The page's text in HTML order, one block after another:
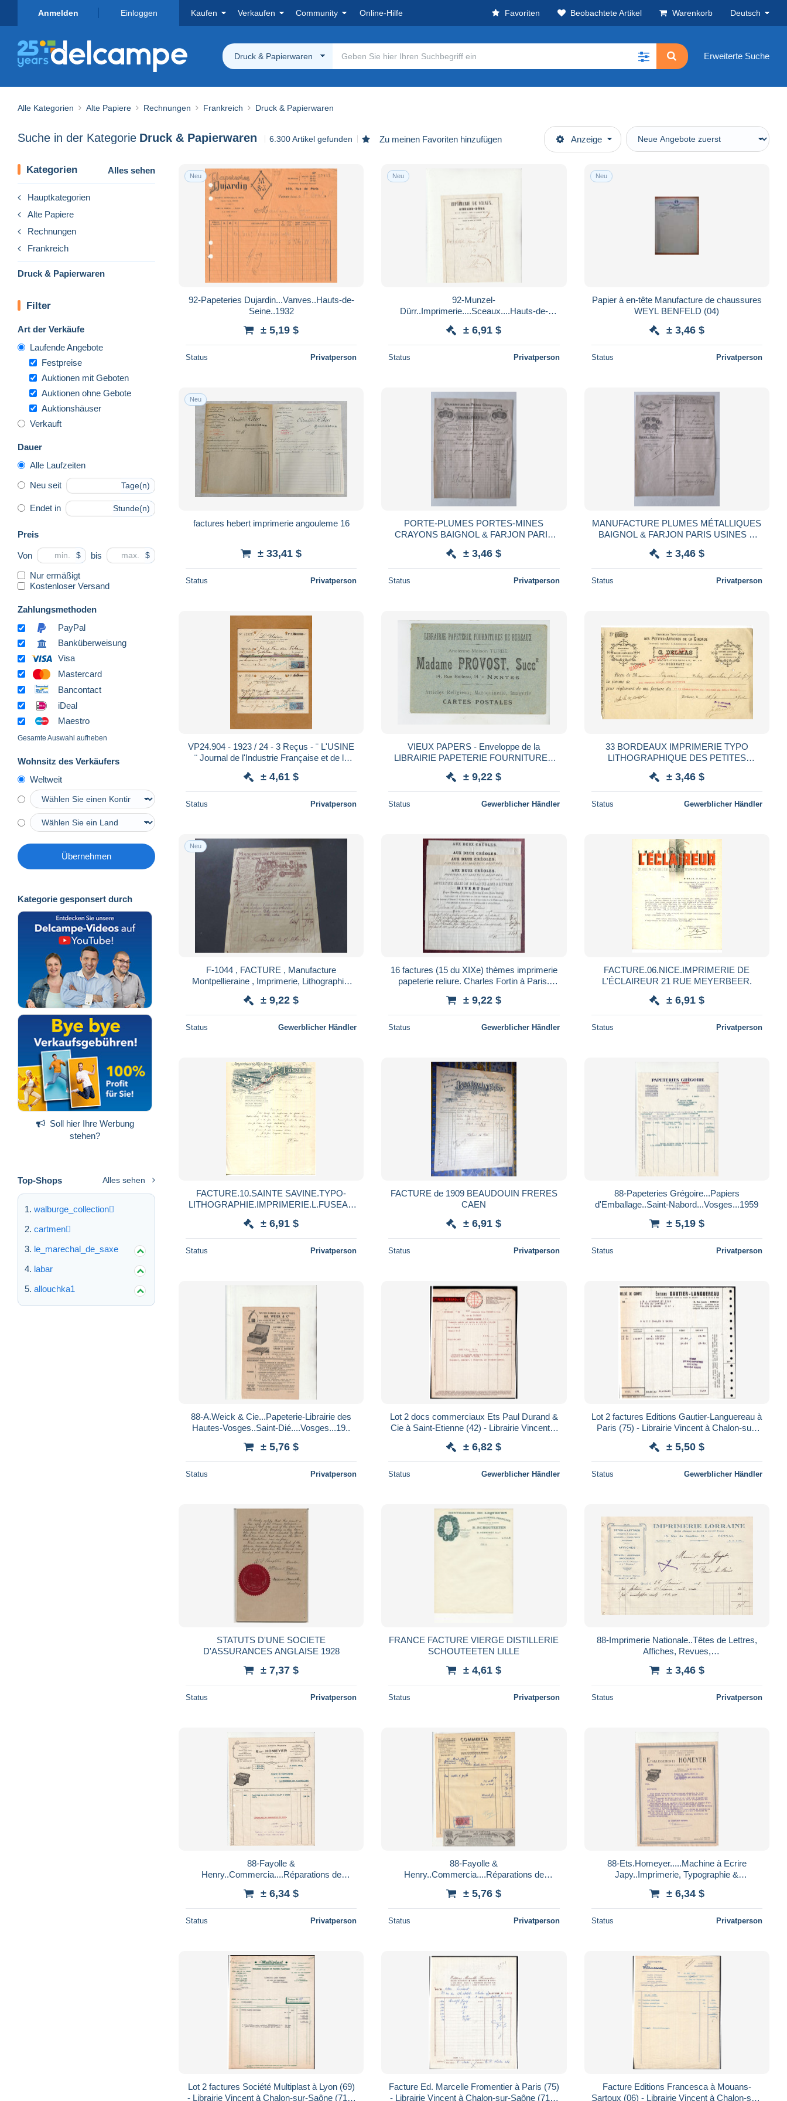
Anmelden Einloggen Kaufen Verkaufen Community Online-Hilfe Favoriten Beobachtete Artikel Warenkorb Deutsch
Druck & Papierwaren Erweiterte Suche
Alle Kategorien Alte Papiere Rechnungen Frankreich Druck & Papierwaren
Suche in der Kategorie Druck & Papierwaren 6.300 Artikel gefunden Zu meinen Favoriten hinzufügen Anzeige
Kategorien Alles sehen
Hauptkategorien
Alte Papiere
Rechnungen
Frankreich
Druck & Papierwaren
Filter
Art der Verkäufe
Laufende Angebote
Festpreise
Auktionen mit Geboten
Auktionen ohne Gebote
Auktionshäuser
Verkauft
Dauer
Alle Laufzeiten
Neu seit Tage(n)
Endet in Stunde(n)
Preis
Von $ bis $
Nur ermäßigt
Kostenloser Versand
Zahlungsmethoden
PayPal
Banküberweisung
Visa
Mastercard
Bancontact
iDeal
Maestro
Gesamte Auswahl aufheben
Wohnsitz des Verkäufers
Weltweit
Übernehmen
Kategorie gesponsert durch
Soll hier Ihre Werbung
stehen?
Top-Shops Alles sehen
walburge_collection
cartmen
le_marechal_de_saxe
labar
allouchka1
Neu
92-Papeteries Dujardin...Vanves..Hauts-de-
Seine..1932
± 5,19 $
Status Privatperson
Neu
92-Munzel-
Dürr..Imprimerie....Sceaux....Hauts-de-
± 6,91 $
Status Privatperson
Neu
Papier à en-tête Manufacture de chaussures
WEYL BENFELD (04)
± 3,46 $
Status Privatperson
Neu
factures hebert imprimerie angouleme 16
± 33,41 $
Status Privatperson
PORTE-PLUMES PORTES-MINES
CRAYONS BAIGNOL & FARJON PARIS
± 3,46 $
Status Privatperson
MANUFACTURE PLUMES MÉTALLIQUES
BAIGNOL & FARJON PARIS USINES À
± 3,46 $
Status Privatperson
VP24.904 - 1923 / 24 - 3 Reçus - ¨ L'USINE
¨ Journal de l'Industrie Française et de la
± 4,61 $
Status Privatperson
VIEUX PAPERS - Enveloppe de la
LIBRAIRIE PAPETERIE FOURNITURES
NANTES - CARTES POSTALES
± 9,22 $
Status Gewerblicher Händler
33 BORDEAUX IMPRIMERIE TYPO
LITHOGRAPHIQUE DES PETITES
1902 POUR MONCLAR
± 3,46 $
Status Gewerblicher Händler
Neu
F-1044 , FACTURE , Manufacture
Montpellieraine , Imprimerie, Lithographie,
± 9,22 $
Status Gewerblicher Händler
16 factures (15 du XIXe) thèmes imprimerie
papeterie reliure. Charles Fortin à Paris.
± 9,22 $
Status Gewerblicher Händler
FACTURE.06.NICE.IMPRIMERIE DE
L'ÉCLAIREUR 21 RUE MEYERBEER.
± 6,91 $
Status Privatperson
FACTURE.10.SAINTE SAVINE.TYPO-
LITHOGRAPHIE.IMPRIMERIE.L.FUSEAU
± 6,91 $
Status Privatperson
FACTURE de 1909 BEAUDOUIN FRERES
CAEN
± 6,91 $
Status Privatperson
88-Papeteries Grégoire...Papiers
d'Emballage..Saint-Nabord...Vosges...1959
± 5,19 $
Status Privatperson
88-A.Weick & Cie...Papeterie-Librairie des
Hautes-Vosges..Saint-Dié....Vosges...19..
± 5,76 $
Status Privatperson
Lot 2 docs commerciaux Ets Paul Durand &
Cie à Saint-Etienne (42) - Librairie Vincent à
± 6,82 $
Status Gewerblicher Händler
Lot 2 factures Editions Gautier-Languereau à
Paris (75) - Librairie Vincent à Chalon-sur-
± 5,50 $
Status Gewerblicher Händler
STATUTS D'UNE SOCIETE
D'ASSURANCES ANGLAISE 1928
± 7,37 $
Status Privatperson
FRANCE FACTURE VIERGE DISTILLERIE
SCHOUTEETEN LILLE
± 4,61 $
Status Privatperson
88-Imprimerie Nationale..Têtes de Lettres,
Affiches, Revues,
± 3,46 $
Status Privatperson
88-Fayolle &
Henry..Commercia....Réparations de
....Epinal...Vosges...1939
± 6,34 $
Status Privatperson
88-Fayolle &
Henry..Commercia....Réparations de
....Epinal...Vosges...1948
± 5,76 $
Status Privatperson
88-Ets.Homeyer.....Machine à Ecrire
Japy..Imprimerie, Typographie &
± 6,34 $
Status Privatperson
Lot 2 factures Société Multiplast à Lyon (69)
- Librairie Vincent à Chalon-sur-Saône (71) -
Facture Ed. Marcelle Fromentier à Paris (75)
- Librairie Vincent à Chalon-sur-Saône (71) -
Facture Editions Francesca à Mouans-
Sartoux (06) - Librairie Vincent à Chalon-sur-